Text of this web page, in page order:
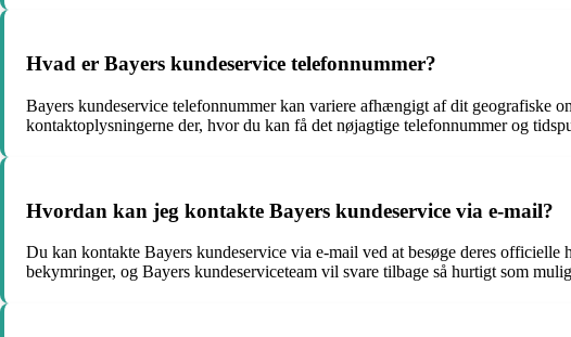
Hvad er Bayers kundeservice telefonnummer?
Bayers kundeservice telefonnummer kan variere afhængigt af dit geografiske
kontaktoplysningerne der, hvor du kan få det nøjagtige telefonnummer og
Hvordan kan jeg kontakte Bayers kundeservice via e-mail?
Du kan kontakte Bayers kundeservice via e-mail ved at besøge deres
bekymringer, og Bayers kundeserviceteam vil svare tilbage så hurtigt som